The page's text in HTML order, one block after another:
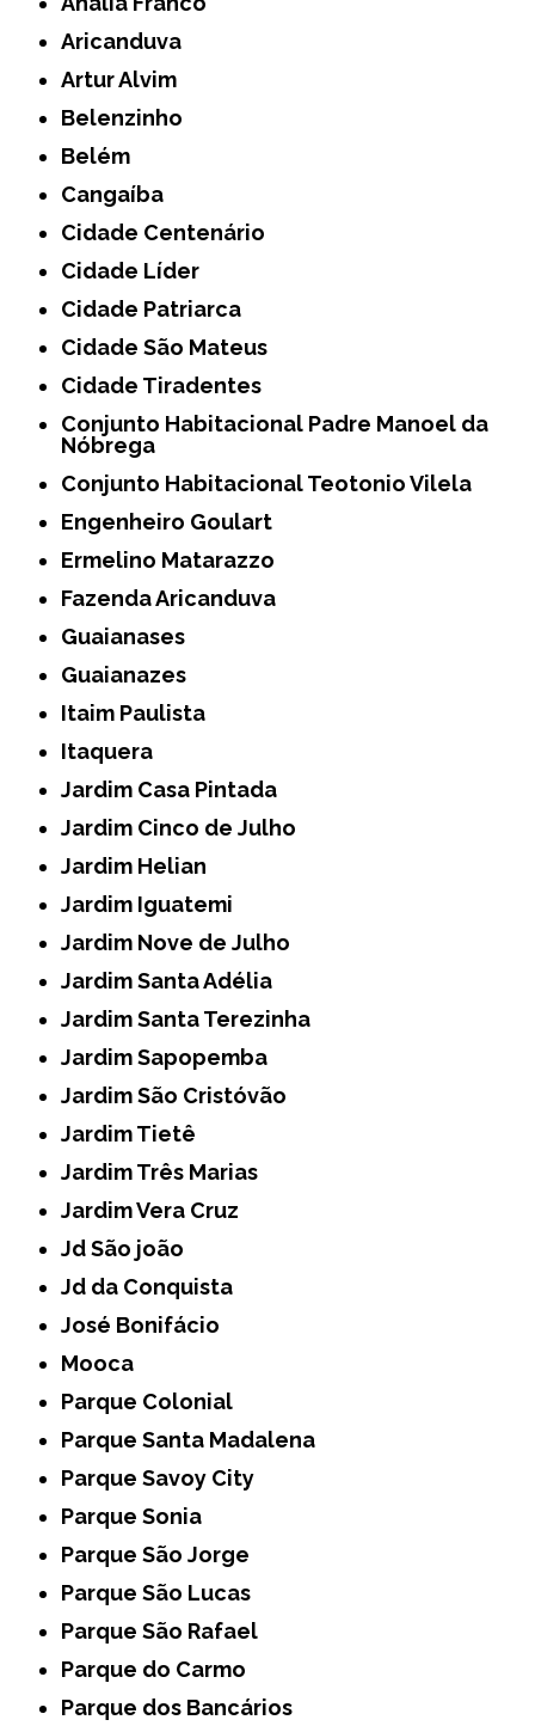
Aricanduva
Artur Alvim
Belenzinho
Belém
Cangaíba
Cidade Centenário
Cidade Líder
Cidade Patriarca
Cidade São Mateus
Cidade Tiradentes
Conjunto Habitacional Padre Manoel da
Nóbrega
Conjunto Habitacional Teotonio Vilela
Engenheiro Goulart
Ermelino Matarazzo
Fazenda Aricanduva
Guaianases
Guaianazes
Itaim Paulista
Itaquera
Jardim Casa Pintada
Jardim Cinco de Julho
Jardim Helian
Jardim Iguatemi
Jardim Nove de Julho
Jardim Santa Adélia
Jardim Santa Terezinha
Jardim Sapopemba
Jardim São Cristóvão
Jardim Tietê
Jardim Três Marias
Jardim Vera Cruz
Jd São joão
Jd da Conquista
José Bonifácio
Mooca
Parque Colonial
Parque Santa Madalena
Parque Savoy City
Parque Sonia
Parque São Jorge
Parque São Lucas
Parque São Rafael
Parque do Carmo
Parque dos Bancários